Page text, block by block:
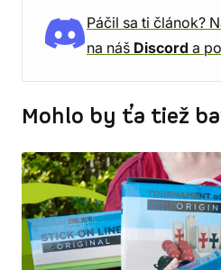
Páčil sa ti článok?
na náš Discord a
Mohlo by ťa tiež